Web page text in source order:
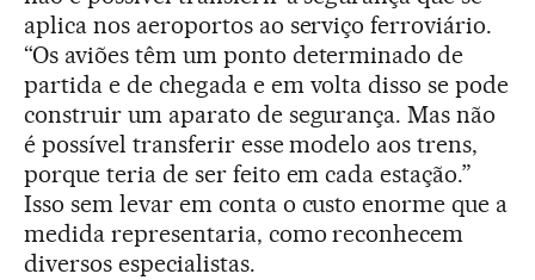
aplica nos aeroportos ao serviço ferroviário.
“Os aviões têm um ponto determinado de
partida e de chegada e em volta disso se pode
construir um aparato de segurança. Mas não
é possível transferir esse modelo aos trens,
porque teria de ser feito em cada estação.”
Isso sem levar em conta o custo enorme que a
medida representaria, como reconhecem
diversos especialistas.